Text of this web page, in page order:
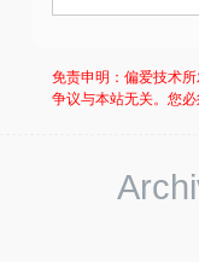
免责申明：偏爱技术
争议与本站无关。您